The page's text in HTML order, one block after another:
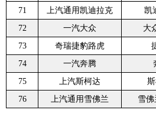
71 上汽通用凯迪拉克 凯
72
一汽大众 大
73
奇瑞捷豹路虎
74
一汽奔腾
75
上汽斯柯达
76
上汽通用雪佛兰 雪